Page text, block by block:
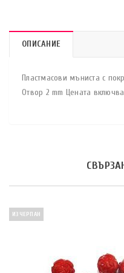
ОПИСАНИЕ
Пластмасови мъниста с
Отвор 2 mm Цената
ИЗЧЕРПАН